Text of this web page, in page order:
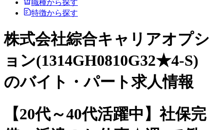
職種から探す
特徴から探す
株式会社綜合キャリアオプシ
ョン(1314GH0810G32★4-S)
のバイト・パート求人情報
【20代～40代活躍中】社保完